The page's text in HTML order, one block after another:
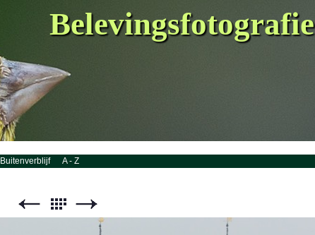
Belevingsfotografie
Buitenverblijf A - Z